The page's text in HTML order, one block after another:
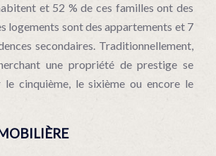
et 52 % de ces familles ont des
logements sont des appartements et 7
secondaires. Traditionnellement,
une propriété de prestige se
le cinquième, le sixième ou encore le